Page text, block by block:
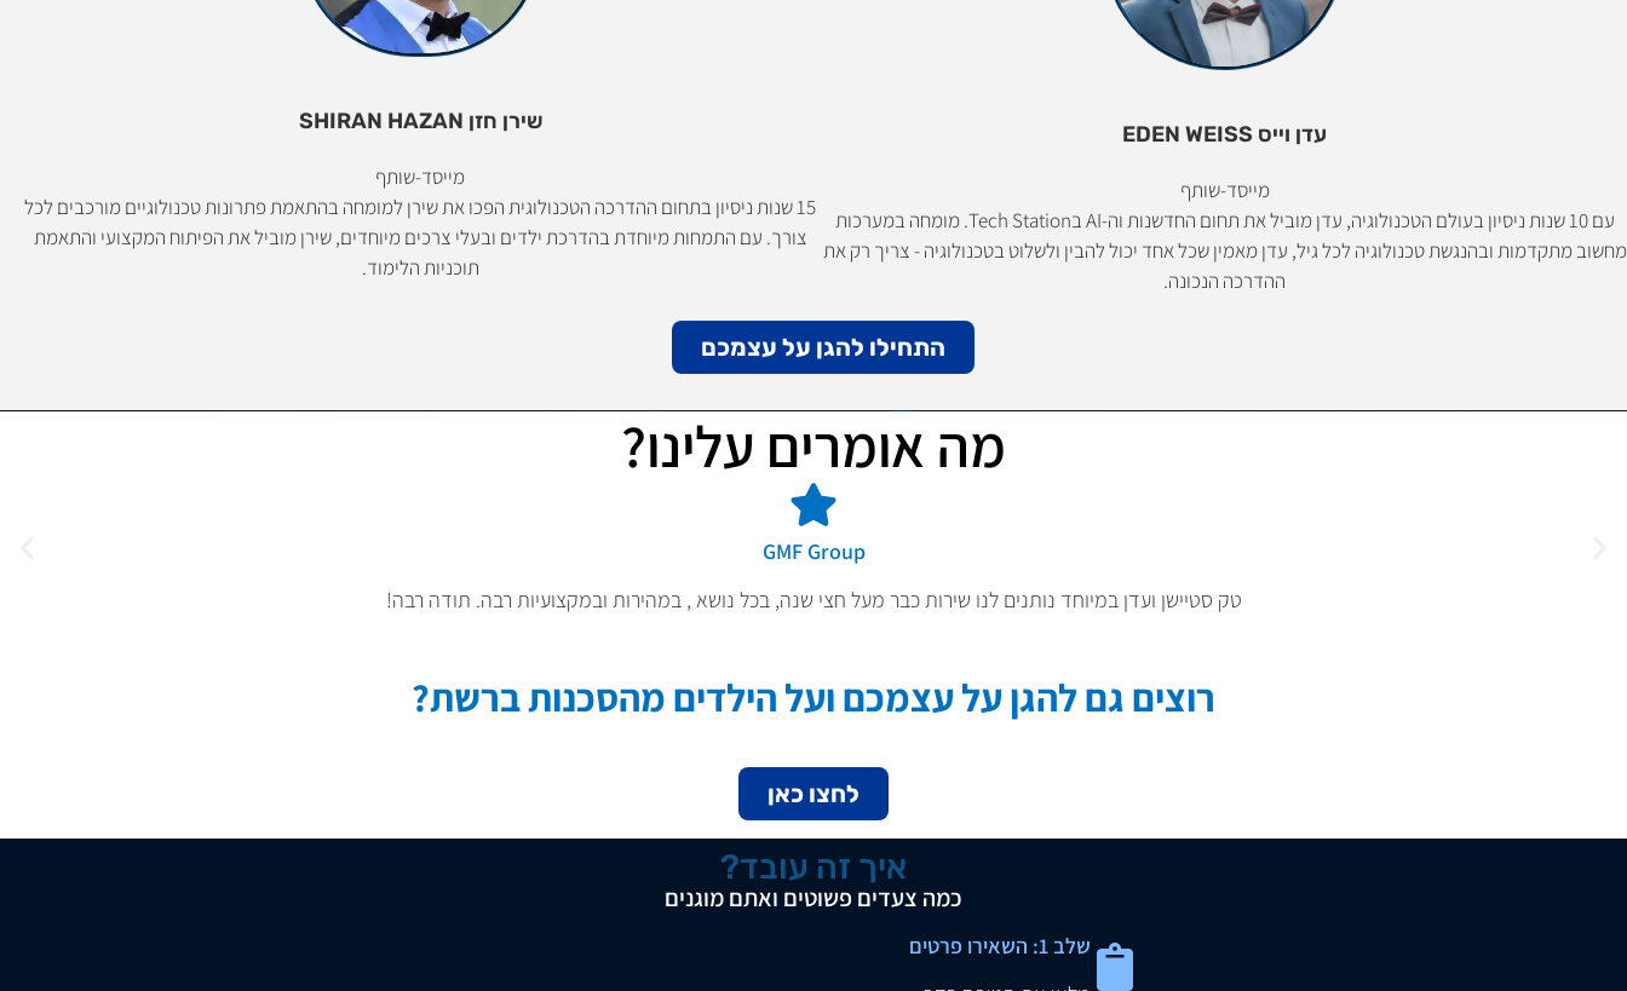
עדן וייס EDEN WEISS
מייסד-שותף
עם 10 שנות ניסיון בעולם הטכנולוגיה, עדן מוביל את תחום החדשנות וה-AI בTech Station. מומחה במערכות
מחשוב מתקדמות ובהנגשת טכנולוגיה לכל גיל, עדן מאמין שכל אחד יכול להבין ולשלוט בטכנולוגיה - צריך רק את
ההדרכה הנכונה.
שירן חזן SHIRAN HAZAN
מייסד-שותף
15 שנות ניסיון בתחום ההדרכה הטכנולוגית הפכו את שירן למומחה בהתאמת פתרונות טכנולוגיים מורכבים לכל
צורך. עם התמחות מיוחדת בהדרכת ילדים ובעלי צרכים מיוחדים, שירן מוביל את הפיתוח המקצועי והתאמת
תוכניות הלימוד.
התחילו להגן על עצמכם
מה אומרים עלינו?
GMF Group
טק סטיישן ועדן במיוחד נותנים לנו שירות כבר מעל חצי שנה, בכל נושא , במהירות ובמקצועיות רבה. תודה רבה!
רוצים גם להגן על עצמכם ועל הילדים מהסכנות ברשת?
לחצו כאן
איך זה עובד?
כמה צעדים פשוטים ואתם מוגנים
שלב 1: השאירו פרטים